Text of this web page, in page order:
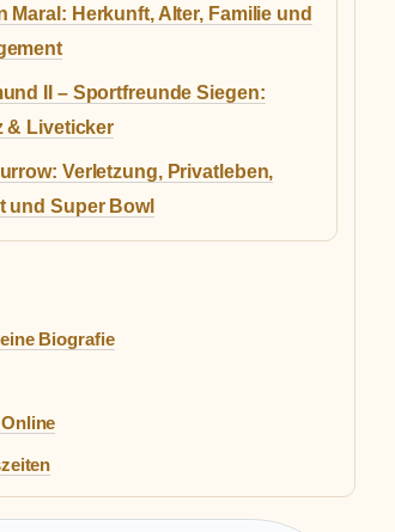
Maral: Herkunft, Alter, Familie und
II – Sportfreunde Siegen:
& Liveticker
Verletzung, Privatleben,
und Super Bowl
Biografie